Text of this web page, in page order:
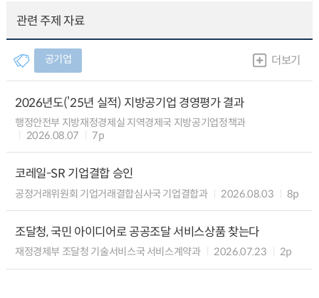
관련 주제 자료
공기업 더보기
2026년도(’25년 실적) 지방공기업 경영평가 결과
행정안전부 지방재정경제실 지역경제국 지방공기업정책과
2026.08.07
7p
코레일-SR 기업결합 승인
공정거래위원회 기업거래결합심사국 기업결합과 2026.08.03 8p
조달청, 국민 아이디어로 공공조달 서비스상품 찾는다
재정경제부 조달청 기술서비스국 서비스계약과 2026.07.23 2p